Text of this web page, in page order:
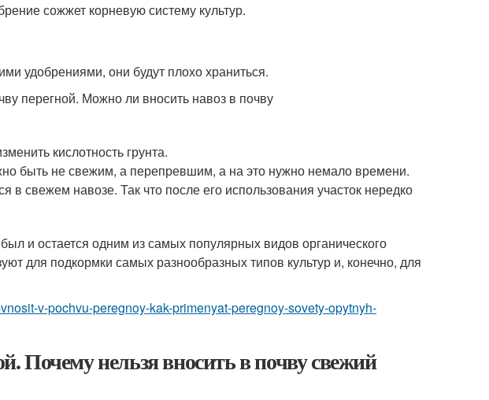
сожжет корневую систему культур.
удобрениями, они будут плохо храниться.
кислотность грунта.
быть не свежим, а перепревшим, а на это нужно немало времени.
в свежем навозе. Так что после его использования участок нередко
и остается одним из самых популярных видов органического
для подкормки самых разнообразных типов культур и, конечно, для
v-pochvu-peregnoy-kak-primenyat-peregnoy-sovety-opytnyh-
Почему нельзя вносить в почву свежий